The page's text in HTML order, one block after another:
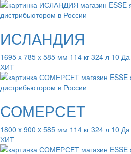
ИСЛАНДИЯ
1695 x 785 x 585 мм 114 кг 324 л 10 Да
ХИТ
СОМЕРСЕТ
1800 x 900 x 585 мм 114 кг 324 л 10 Да
ХИТ